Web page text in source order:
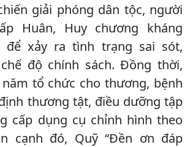
giải phóng dân tộc, người
Huân, Huy chương kháng
để xảy ra tình trạng sai sót,
độ chính sách. Đồng thời,
tổ chức cho thương, bệnh
thương tật, điều dưỡng tập
cấp dụng cụ chỉnh hình theo
cạnh đó, Quỹ “Đền ơn đáp